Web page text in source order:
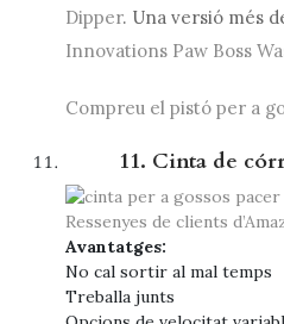
Dipper. Una versió més
Innovations Paw Boss
Compreu el pistó per a
11. Cinta de
Ressenyes de clients
Avantatges:
No cal sortir al mal temps
Treballa junts